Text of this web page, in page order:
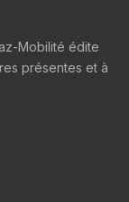
Mobilité édite
présentes et à